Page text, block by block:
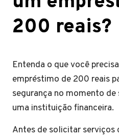
200 reais?
Entenda o que você
empréstimo de 200 reais
segurança no momento
uma instituição financeira.
Antes de solicitar serviços